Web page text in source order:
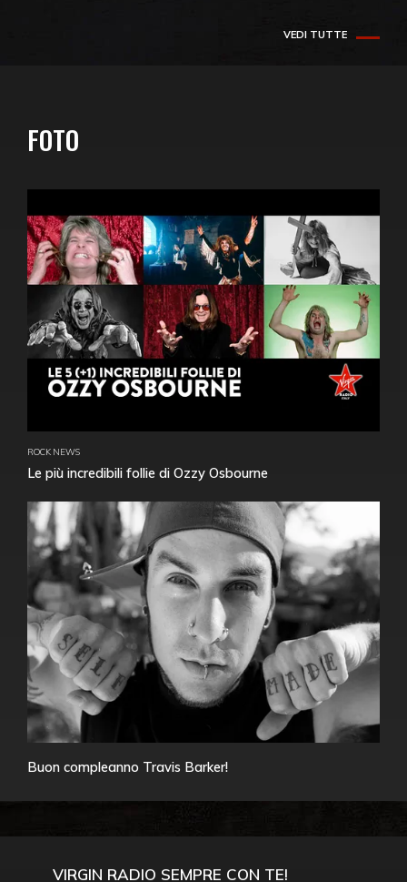
VEDI TUTTE
FOTO
ROCK NEWS
Le più incredibili follie di Ozzy Osbourne
Buon compleanno Travis Barker!
VIRGIN RADIO SEMPRE CON TE!